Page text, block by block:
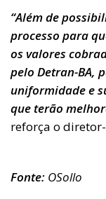
“Além de
processo para
os valores
pelo Detran-BA,
uniformidade e
que terão
reforça o
Fonte: OSollo